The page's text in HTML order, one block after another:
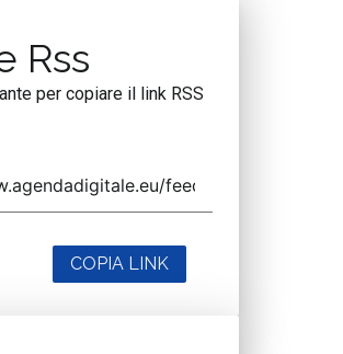
Rss
per copiare il link RSS
COPIA LINK